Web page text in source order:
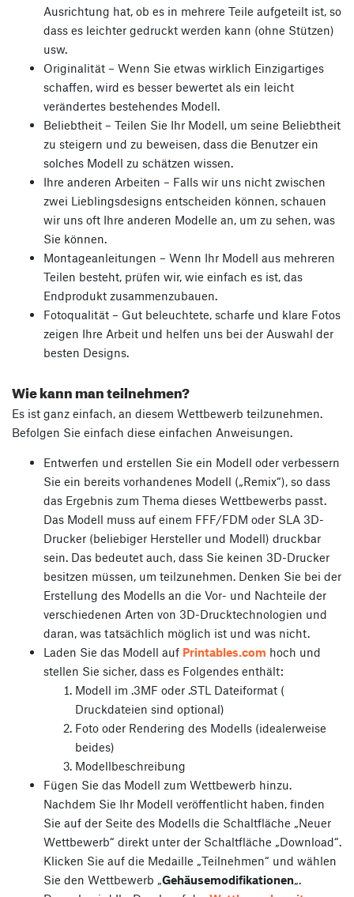
Ausrichtung hat, ob es in mehrere Teile aufgeteilt ist, so
dass es leichter gedruckt werden kann (ohne Stützen)
usw.
Originalität – Wenn Sie etwas wirklich Einzigartiges
schaffen, wird es besser bewertet als ein leicht
verändertes bestehendes Modell.
Beliebtheit – Teilen Sie Ihr Modell, um seine Beliebtheit
zu steigern und zu beweisen, dass die Benutzer ein
solches Modell zu schätzen wissen.
Ihre anderen Arbeiten – Falls wir uns nicht zwischen
zwei Lieblingsdesigns entscheiden können, schauen
wir uns oft Ihre anderen Modelle an, um zu sehen, was
Sie können.
Montageanleitungen – Wenn Ihr Modell aus mehreren
Teilen besteht, prüfen wir, wie einfach es ist, das
Endprodukt zusammenzubauen.
Fotoqualität – Gut beleuchtete, scharfe und klare Fotos
zeigen Ihre Arbeit und helfen uns bei der Auswahl der
besten Designs.
Wie kann man teilnehmen?
Es ist ganz einfach, an diesem Wettbewerb teilzunehmen.
Befolgen Sie einfach diese einfachen Anweisungen.
Entwerfen und erstellen Sie ein Modell oder verbessern
Sie ein bereits vorhandenes Modell („Remix“), so dass
das Ergebnis zum Thema dieses Wettbewerbs passt.
Das Modell muss auf einem FFF/FDM oder SLA 3D-
Drucker (beliebiger Hersteller und Modell) druckbar
sein. Das bedeutet auch, dass Sie keinen 3D-Drucker
besitzen müssen, um teilzunehmen. Denken Sie bei der
Erstellung des Modells an die Vor- und Nachteile der
verschiedenen Arten von 3D-Drucktechnologien und
daran, was tatsächlich möglich ist und was nicht.
Laden Sie das Modell auf Printables.com hoch und
stellen Sie sicher, dass es Folgendes enthält:
Modell im .3MF oder .STL Dateiformat (
Druckdateien sind optional)
Foto oder Rendering des Modells (idealerweise
beides)
Modellbeschreibung
Fügen Sie das Modell zum Wettbewerb hinzu.
Nachdem Sie Ihr Modell veröffentlicht haben, finden
Sie auf der Seite des Modells die Schaltfläche „Neuer
Wettbewerb“ direkt unter der Schaltfläche „Download“.
Klicken Sie auf die Medaille „Teilnehmen“ und wählen
Sie den Wettbewerb „Gehäusemodifikationen„.